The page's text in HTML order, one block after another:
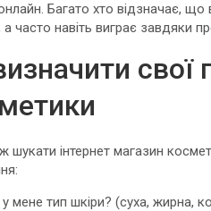
Багато хто відзначає,
часто навіть виграє завдяки
шукати інтернет магазин
мене тип шкіри? (суха, жирна,